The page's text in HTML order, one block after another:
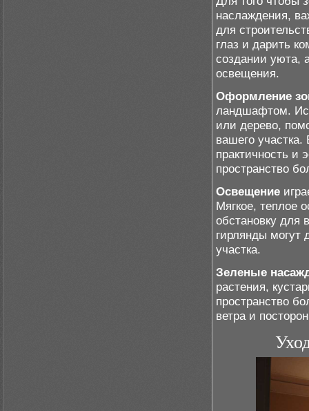
наслаждения,
для
глаз и дарить
создании уюта,
освещения.
Оформление
ландшафтом.
или дерево,
вашего
практичность и
пространство
Освещение
Мягкое, теплое
обстановку для
гирлянды могут
участка.
Зеленые
растения,
пространство
ветра и